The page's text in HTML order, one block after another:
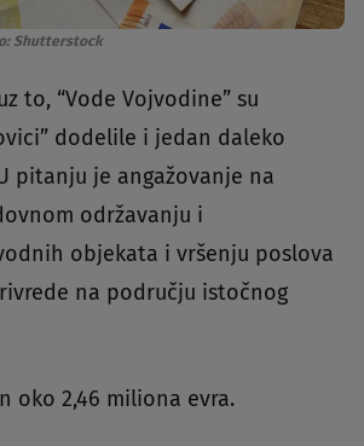
Shutterstock
to, “Vode Vojvodine” su
dodelile i jedan daleko
pitanju je angažovanje na
održavanju i
objekata i vršenju poslova
na području istočnog
oko 2,46 miliona evra.